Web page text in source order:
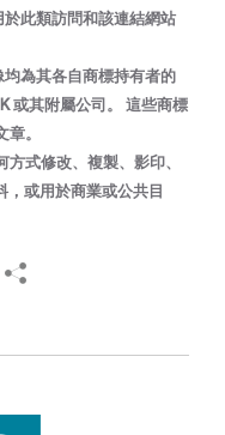
此類訪問和該連結網站
為其各自商標持有者的
或其附屬公司。 這些商標
。
式修改、複製、影印、
，或用於商業或公共目